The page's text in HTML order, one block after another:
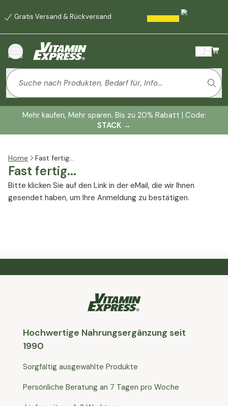
Gratis Versand & Rückversand
Menü
Mehr kaufen, Mehr sparen. Bis zu 20% Rabatt | Code:
STACK →
Home Fast fertig...
Fast fertig...
Bitte klicken Sie auf den Link in der eMail, die wir Ihnen
gesendet haben, um Ihre Anmeldung zu bestätigen.
Hochwertige Nahrungsergänzung seit
1990
Sorgfältig ausgewählte Produkte
Persönliche Beratung an 7 Tagen pro Woche